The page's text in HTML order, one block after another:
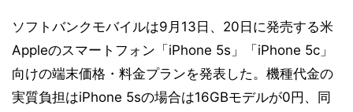
ソフトバンクモバイルは9月13日、20日に発売する米
Appleのスマートフォン「iPhone 5s」「iPhone 5c」
向けの端末価格・料金プランを発表した。機種代金の
実質負担はiPhone 5sの場合は16GBモデルが0円、同